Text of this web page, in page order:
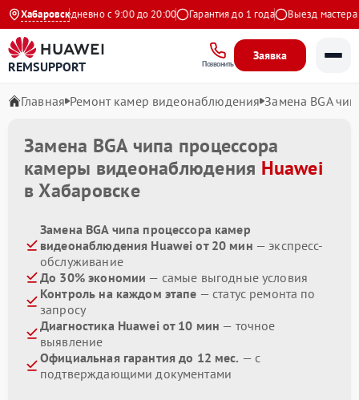
Хабаровск
Ежедневно с 9:00 до 20:00 Гарантия до 1 года Выезд мастера
REMSUPPORT Позвонить
Заявка
Главная Ремонт камер видеонаблюдения Замена BGA
Замена BGA чипа процессора
камеры видеонаблюдения Huawei
в Хабаровске
Замена BGA чипа процессора камер
видеонаблюдения Huawei от 20 мин — экспресс-
обслуживание
До 30% экономии — самые выгодные условия
Контроль на каждом этапе — статус ремонта по
запросу
Диагностика Huawei от 10 мин — точное
выявление
Официальная гарантия до 12 мес. — с
подтверждающими документами